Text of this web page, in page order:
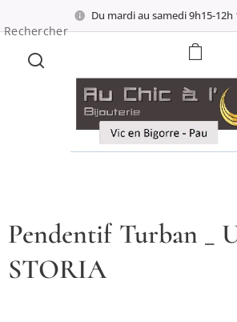
Du mardi au samedi 9h15-12h
Rechercher
Pendentif Turban _
STORIA